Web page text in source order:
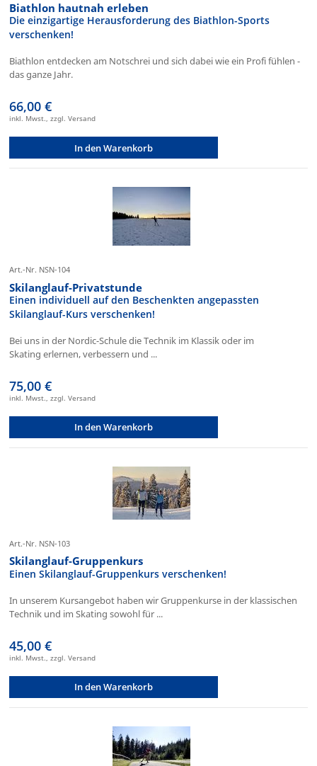
Biathlon hautnah erleben
Die einzigartige Herausforderung des Biathlon-Sports
verschenken!
Biathlon entdecken am Notschrei und sich dabei wie ein Profi fühlen -
das ganze Jahr.
66,00 €
inkl. Mwst., zzgl. Versand
In den Warenkorb
Art.-Nr. NSN-104
Skilanglauf-Privatstunde
Einen individuell auf den Beschenkten angepassten
Skilanglauf-Kurs verschenken!
Bei uns in der Nordic-Schule die Technik im Klassik oder im
Skating erlernen, verbessern und ...
75,00 €
inkl. Mwst., zzgl. Versand
In den Warenkorb
Art.-Nr. NSN-103
Skilanglauf-Gruppenkurs
Einen Skilanglauf-Gruppenkurs verschenken!
In unserem Kursangebot haben wir Gruppenkurse in der klassischen
Technik und im Skating sowohl für ...
45,00 €
inkl. Mwst., zzgl. Versand
In den Warenkorb